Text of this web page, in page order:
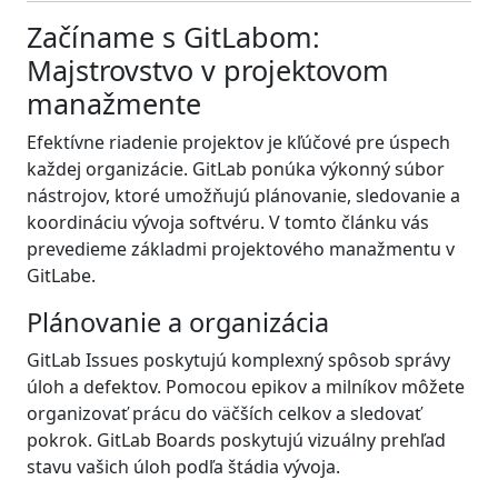
Začíname s GitLabom:
Majstrovstvo v projektovom
manažmente
Efektívne riadenie projektov je kľúčové pre úspech
každej organizácie. GitLab ponúka výkonný súbor
nástrojov, ktoré umožňujú plánovanie, sledovanie a
koordináciu vývoja softvéru. V tomto článku vás
prevedieme základmi projektového manažmentu v
GitLabe.
Plánovanie a organizácia
GitLab Issues poskytujú komplexný spôsob správy
úloh a defektov. Pomocou epikov a milníkov môžete
organizovať prácu do väčších celkov a sledovať
pokrok. GitLab Boards poskytujú vizuálny prehľad
stavu vašich úloh podľa štádia vývoja.